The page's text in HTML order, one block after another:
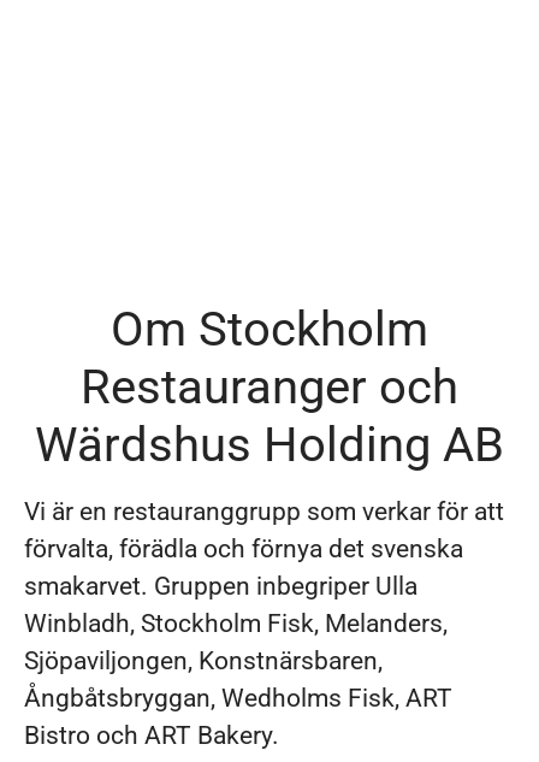
Om Stockholm
Restauranger och
Wärdshus Holding AB
Vi är en restauranggrupp som verkar för att
förvalta, förädla och förnya det svenska
smakarvet. Gruppen inbegriper Ulla
Winbladh, Stockholm Fisk, Melanders,
Sjöpaviljongen, Konstnärsbaren,
Ångbåtsbryggan, Wedholms Fisk, ART
Bistro och ART Bakery.